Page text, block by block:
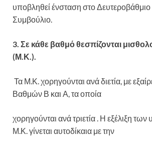
υποβληθεί ένσταση στο Δευτεροβάθμιο
Συμβούλιο.
3. Σε κάθε βαθμό θεσπίζονται
(Μ.Κ.).
Τα Μ.Κ. χορηγούνται ανά διετία, με
Βαθμών Β και Α, τα οποία
χορηγούνται ανά τριετία . Η εξέλιξη
Μ.Κ. γίνεται αυτοδίκαια με την